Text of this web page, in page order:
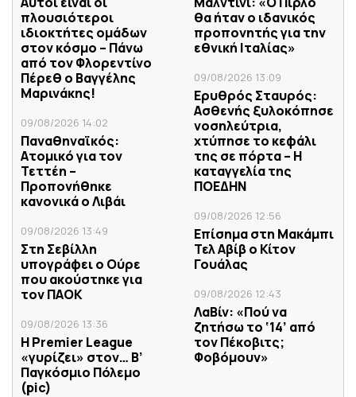
πλουσιότεροι
ιδιοκτήτες ομάδων
στον κόσμο – Πάνω
από τον Φλορεντίνο
Πέρεθ ο Βαγγέλης
Μαρινάκης!
09/08/2026 14:02
Παναθηναϊκός:
Ατομικό για τον
Τεττέη –
Προπονήθηκε
κανονικά ο Λιβάι
09/08/2026 13:49
Στη Σεβίλλη
υπογράφει ο Ούρε
που ακούστηκε για
τον ΠΑΟΚ
09/08/2026 13:36
H Premier League
«γυρίζει» στον… Β’
Παγκόσμιο Πόλεμο
(pic)
θα ήταν ο ιδανικός
προπονητής για την
εθνική Ιταλίας»
09/08/2026 13:09
Ερυθρός Σταυρός:
Ασθενής ξυλοκόπησε
νοσηλεύτρια,
χτύπησε το κεφάλι
της σε πόρτα – Η
καταγγελία της
ΠΟΕΔΗΝ
09/08/2026 12:56
Επίσημα στη Μακάμπι
Τελ Αβίβ ο Κίτον
Γουάλας
09/08/2026 12:43
ΛαΒίν: «Πού να
ζητήσω το ‘14’ από
τον Πέκοβιτς;
Φοβόμουν»